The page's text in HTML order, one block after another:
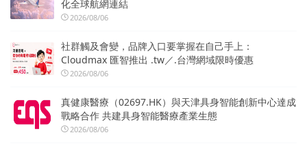
化全球航網連結
2026/08/06
社群觸及會變，品牌入口要掌握在自己手上：
Cloudmax 匯智推出 .tw／.台灣網域限時優惠
2026/08/06
真健康醫療（02697.HK）與天津具身智能創新中心達成
戰略合作 共建具身智能醫療產業生態
2026/08/06